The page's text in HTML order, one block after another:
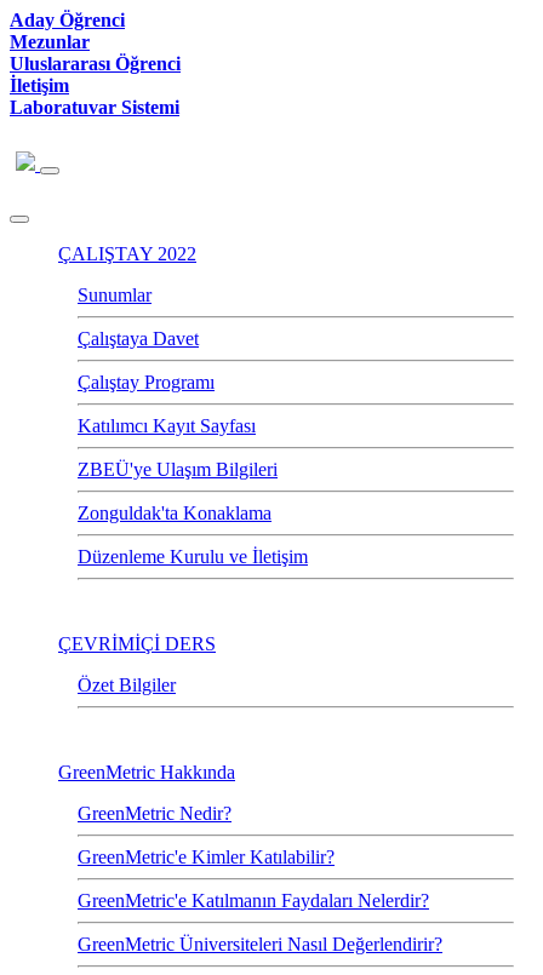
Aday Öğrenci
Mezunlar
Uluslararası Öğrenci
İletişim
Laboratuvar Sistemi
ÇALIŞTAY 2022
Sunumlar
Çalıştaya Davet
Çalıştay Programı
Katılımcı Kayıt Sayfası
ZBEÜ'ye Ulaşım Bilgileri
Zonguldak'ta Konaklama
Düzenleme Kurulu ve İletişim
ÇEVRİMİÇİ DERS
Özet Bilgiler
GreenMetric Hakkında
GreenMetric Nedir?
GreenMetric'e Kimler Katılabilir?
GreenMetric'e Katılmanın Faydaları Nelerdir?
GreenMetric Üniversiteleri Nasıl Değerlendirir?